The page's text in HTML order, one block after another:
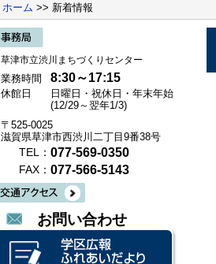
ホーム >> 新着情報
草津市立渋川まちづくりセンター
業務時間 8:30～17:15
休館日
日曜日・祝休日・年末年始
(12/29～翌年1/3)
〒525-0025
滋賀県草津市西渋川二丁目9番38号
TEL： 077-569-0350
FAX： 077-566-5143
お問い合わせ